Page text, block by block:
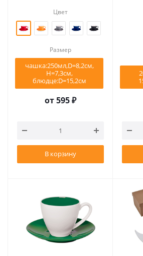
Цвет
Размер
чашка:250мл,D=8,2см,
Н=7,3см,
блюдце:D=15,2см
от595 ₽
В корзину